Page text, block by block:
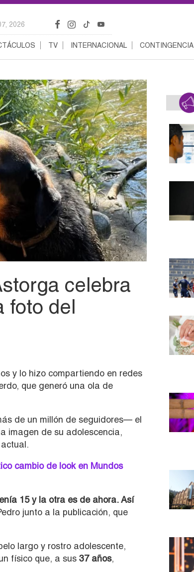
2026
TV INTERNACIONAL CONTINGENCIA
celebra
foto del
y lo hizo compartiendo en redes
que generó una ola de
de un millón de seguidores— el
imagen de su adolescencia,
cambio de look en Mundos
15 y la otra es de ahora. Así
junto a la publicación, que
largo y rostro adolescente,
físico que, a sus 37 años,